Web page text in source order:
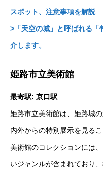
スポット、注意事項を解説
>「天空の城」と呼ばれる「
介します。
姫路市立美術館
最寄駅: 京口駅
姫路市立美術館は、姫路城
内外からの特別展示を見るこ
美術館のコレクションには
いジャンルが含まれており